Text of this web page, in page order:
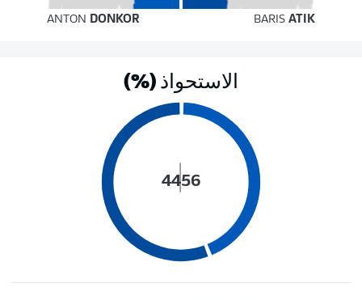
ANTON DONKOR BARISATIK
الاستحواذ (%)
56
44